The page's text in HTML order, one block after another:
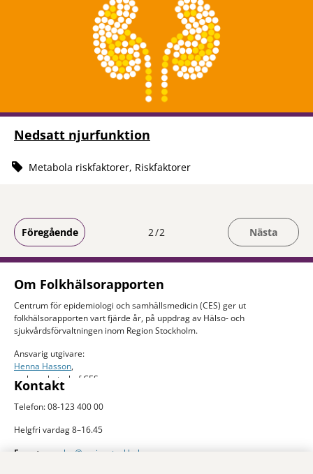
Nedsatt njurfunktion
Metabola riskfaktorer, Riskfaktorer
Föregående Du är på sida
2 2 Nästa
Om Folkhälsorapporten
Centrum för epidemiologi och samhällsmedicin (CES) ger ut
folkhälsorapporten vart fjärde år, på uppdrag av Hälso- och
sjukvårdsförvaltningen inom Region Stockholm.
Ansvarig utgivare:
Henna Hasson,
verksamhetschef CES
Kontakt
Telefon: 08-123 400 00
Helgfri vardag 8–16.45
E-post:
ces.slso@regionstockholm.se